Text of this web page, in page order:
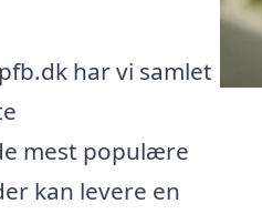
har vi samlet
mest populære
kan levere en